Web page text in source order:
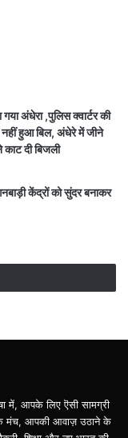
अंधेरा ,पुलिस क्वार्टर की
नहीं हुआ बिल, अंधेरे में जीने
काट दी बिजली
केंद्रों को सुंदर बनाकर
में, आपके लिए ऎसी सामग्री
मंच, आपकी आवाज़ उठाने के